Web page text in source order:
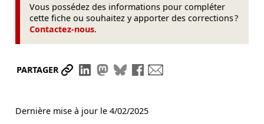
Vous possédez des informations pour compléter
cette fiche ou souhaitez y apporter des corrections ?
Contactez-nous.
PARTAGER Partager le lien
Partager sur LinkedIn
Partager sur Mastodon
Partager sur Bluesky
Partager sur Facebook
Dernière mise à jour le 4/02/2025